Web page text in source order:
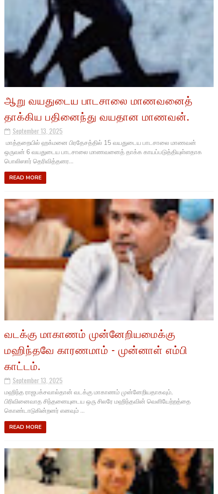
ஆறு வயதுடைய பாடசாலை மாணவனைத்
தாக்கிய பதினைந்து வயதான மாணவன்.
September 13, 2025
மாத்தறையில் ஹக்மனை பிரதேசத்தில் 15 வயதுடைய பாடசாலை மாணவன்
ஒருவன் 6 வயதுடைய பாடசாலை மாணவனைத் தாக்க காயப்படுத்தியுள்ளதாக
பொலிஸார் தெரிவித்தனர...
READ MORE
வடக்கு மாகாணம் முன்னேறியமைக்கு
மஹிந்தவே காரணமாம் - முன்னாள் எம்பி
காட்டம்.
September 13, 2025
மஹிந்த ராஜபக்சவால்தான் வடக்கு மாகாணம் முன்னேறியதாகவும்,
பிரிவினைவாத சிந்தனையுடைய ஒரு சிலரே மஹிந்தவின் வெளியேற்றத்தை
கொண்டாடுகின்றனர் எனவும் ...
READ MORE